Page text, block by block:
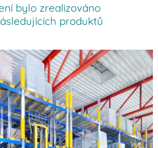
bylo zrealizováno
produktů